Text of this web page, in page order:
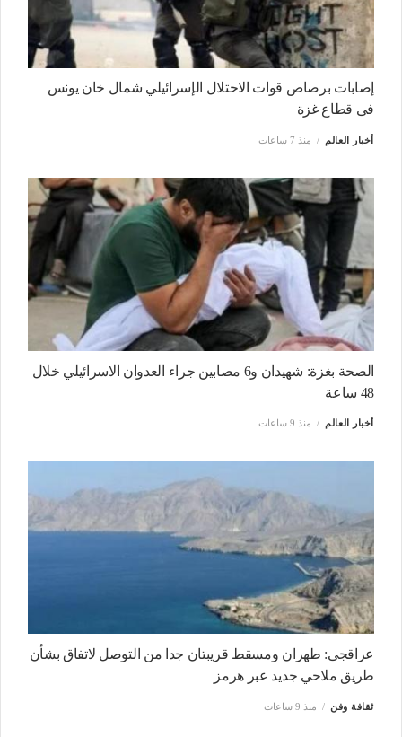
إصابات برصاص قوات الاحتلال الإسرائيلي شمال خان يونس
فى قطاع غزة
أخبار العالم منذ 7 ساعات
الصحة بغزة: شهيدان و6 مصابين جراء العدوان الاسرائيلي خلال
48 ساعة
أخبار العالم منذ 9 ساعات
عراقجى: طهران ومسقط قريبتان جدا من التوصل لاتفاق بشأن
طريق ملاحي جديد عبر هرمز
ثقافة وفن منذ 9 ساعات